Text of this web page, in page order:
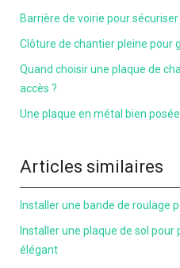
Barrière de voirie pour
Clôture de chantier pleine pour
Quand choisir une plaque de
accès ?
Une plaque en métal bien
Articles similaires
Installer une bande de roulage
Installer une plaque de sol
élégant